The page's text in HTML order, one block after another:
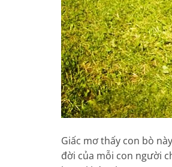
Giấc mơ thấy con bò
đời của mỗi con người